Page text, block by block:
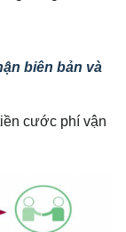
biên bản và
cước phí vận